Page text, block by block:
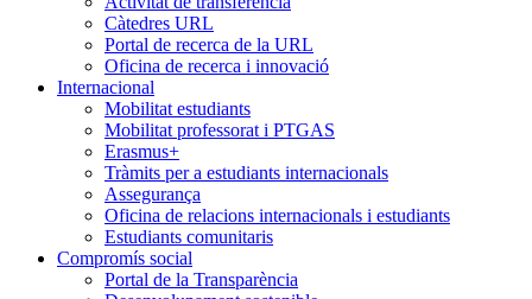
Càtedres URL
Portal de recerca de la URL
Oficina de recerca i innovació
Internacional
Mobilitat estudiants
Mobilitat professorat i PTGAS
Erasmus+
Tràmits per a estudiants internacionals
Assegurança
Oficina de relacions internacionals i estudiants
Estudiants comunitaris
Compromís social
Portal de la Transparència